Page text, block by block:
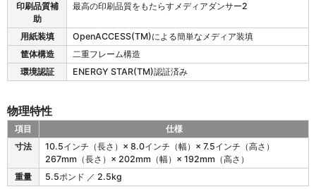
印刷品質補
助
最高の印刷品質をもたらすメディアダンサー2
用紙装填
OpenACCESS(TM)による簡単なメディア装填
筐体構造
二重フレーム構造
環境認証
ENERGY STAR(TM)認証済み
物理特性
6
項目
仕様
寸法
10.5インチ（長さ）× 8.0インチ（幅）× 7.5インチ（高さ）
267mm（長さ）× 202mm（幅）× 192mm（高さ）
重量
5.5ポンド ／ 2.5kg